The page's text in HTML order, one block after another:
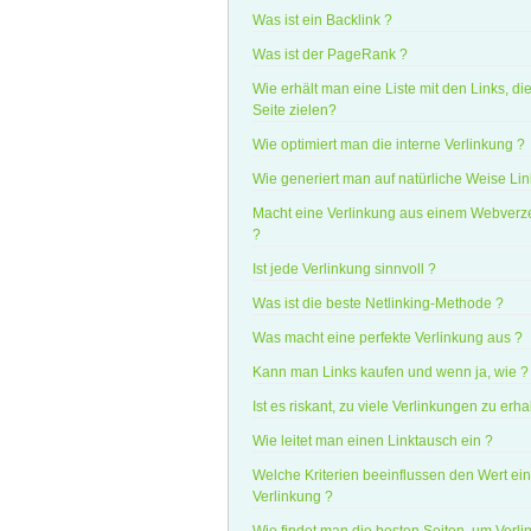
Was ist ein Backlink ?
Was ist der PageRank ?
Wie erhält man eine Liste mit den Links,
Seite zielen?
Wie optimiert man die interne Verlinkung ?
Wie generiert man auf natürliche Weise
Macht eine Verlinkung aus einem
?
Ist jede Verlinkung sinnvoll ?
Was ist die beste Netlinking-Methode ?
Was macht eine perfekte Verlinkung aus ?
Kann man Links kaufen und wenn ja, wie ?
Ist es riskant, zu viele Verlinkungen zu
Wie leitet man einen Linktausch ein ?
Welche Kriterien beeinflussen den Wert
Verlinkung ?